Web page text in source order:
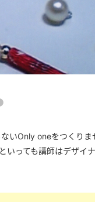
いOnly oneをつくり
いっても講師はデザイ